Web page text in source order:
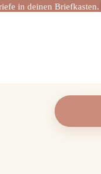
in deinen Briefkasten.